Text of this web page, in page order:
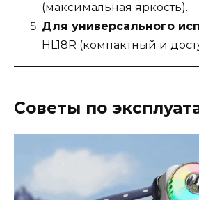
(максимальная яркость).
Для универсального
HL18R (компактный и
Советы по